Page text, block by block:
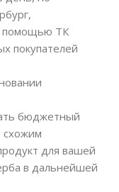
помощью ТК
покупателей
бюджетный
схожим
для вашей
в дальнейшей